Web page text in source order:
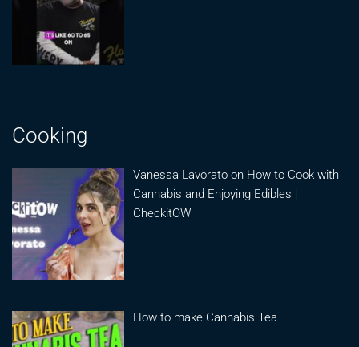
Cooking
Vanessa Lavorato on How to Cook with
Cannabis and Enjoying Edibles |
CheckitOW
How to make Cannabis Tea